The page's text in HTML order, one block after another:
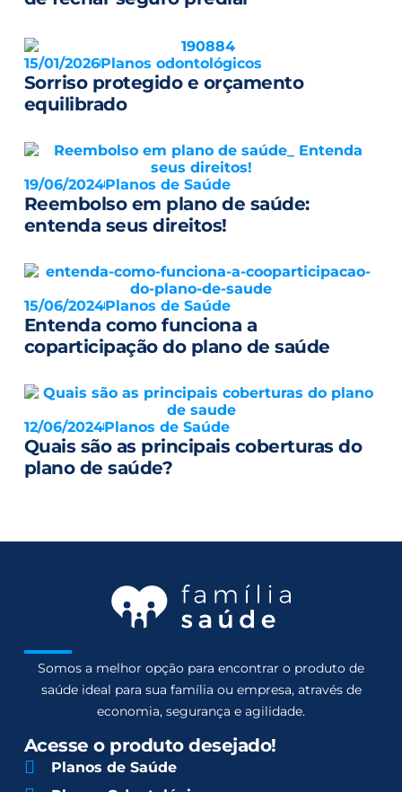
15/01/2026Planos odontológicos
Sorriso protegido e orçamento
equilibrado
19/06/2024Planos de Saúde
Reembolso em plano de saúde:
entenda seus direitos!
15/06/2024Planos de Saúde
Entenda como funciona a
coparticipação do plano de saúde
12/06/2024Planos de Saúde
Quais são as principais coberturas do
plano de saúde?
Somos a melhor opção para encontrar o produto de
saúde ideal para sua família ou empresa, através de
economia, segurança e agilidade.
Acesse o produto desejado!
Planos de Saúde